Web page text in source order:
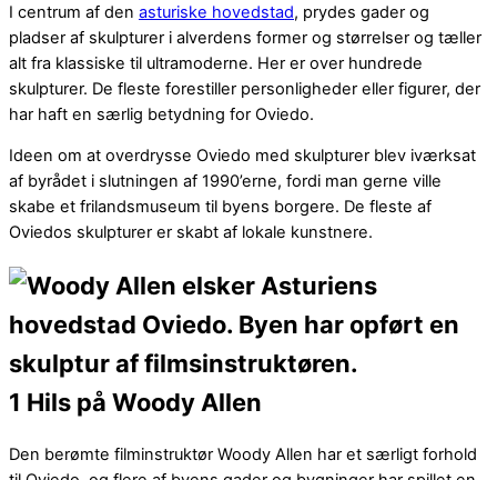
I centrum af den asturiske hovedstad, prydes gader og
pladser af skulpturer i alverdens former og størrelser og tæller
alt fra klassiske til ultramoderne. Her er over hundrede
skulpturer. De fleste forestiller personligheder eller figurer, der
har haft en særlig betydning for Oviedo.
Ideen om at overdrysse Oviedo med skulpturer blev iværksat
af byrådet i slutningen af 1990’erne, fordi man gerne ville
skabe et frilandsmuseum til byens borgere. De fleste af
Oviedos skulpturer er skabt af lokale kunstnere.
1 Hils på Woody Allen
Den berømte filminstruktør Woody Allen har et særligt forhold